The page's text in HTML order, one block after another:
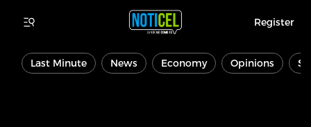
Register
Last Minute News Economy Opinions